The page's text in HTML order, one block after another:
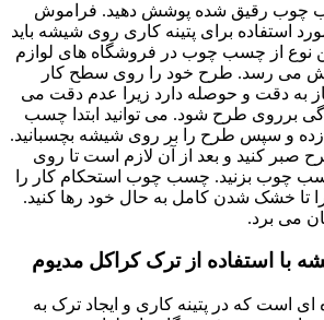
چوب رقیق شده پوشش دهید. فراموش
استفاده برای پتینه کاری روی شیشه باید
نوع از چسب چوب در فروشگاه های لوازم
می رسد. طرح خود را روی سطح کار
به دقت و حوصله دارد زیرا عدم دقت می
برروی طرح شود. می توانید ابتدا چسب
و سپس طرح را بر روی شیشه بچسبانید.
کنید و بعد از آن لازم است تا روی
چوب بزنید. چسب چوب استحکام کار را
تا خشک شدن کامل به حال خود رها کنید.
می برد.
با استفاده از ترک کراکل مدیوم
است که در پتینه کاری و ایجاد ترک به